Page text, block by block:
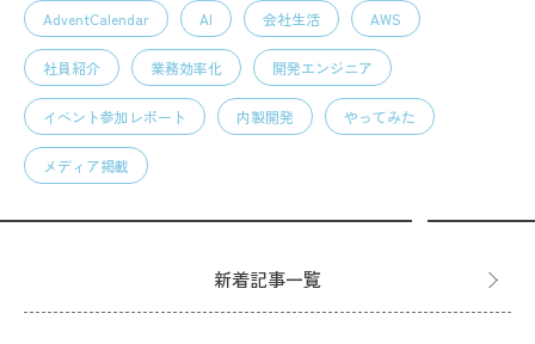
AdventCalendar AI 会社生活 AWS
社員紹介 業務効率化 開発エンジニア
イベント参加レポート 内製開発 やってみた
メディア掲載
新着記事一覧